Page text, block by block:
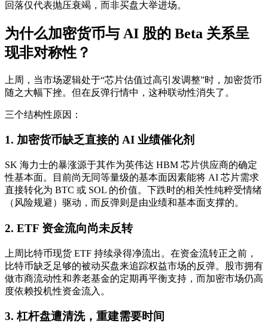
回落仅代表抛压衰竭，而非买盘大举进场。
为什么加密货币与 AI 股的 Beta 关系呈
现非对称性？
上周，当市场逻辑处于“芯片估值过高引发调整”时，加密货币
随之大幅下挫。但在反弹行情中，这种联动性消失了。
三个结构性原因：
1. 加密货币缺乏直接的 AI 业绩催化剂
SK 海力士的暴涨源于其作为英伟达 HBM 芯片供应商的确定
性基本面。目前尚无同等量级的基本面因素能将 AI 芯片需求
直接转化为 BTC 或 SOL 的价值。下跌时的相关性纯粹受情绪
（风险规避）驱动，而反弹则是由业绩和基本面支撑的。
2. ETF 资金流向尚未反转
上周比特币现货 ETF 持续录得净流出。在资金流转正之前，
比特币缺乏足够的被动买盘来追踪权益市场的反弹。股市拥有
做市商流动性和养老基金的定期再平衡支持，而加密市场仍高
度依赖投机性资金流入。
3. 杠杆盘遭清洗，重建需要时间